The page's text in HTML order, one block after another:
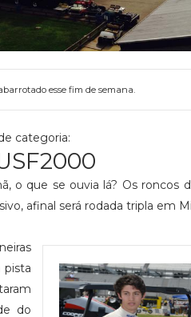
esse fim de semana.
categoria:
o que se ouvia lá? Os roncos
afinal será rodada tripla em
pista
do